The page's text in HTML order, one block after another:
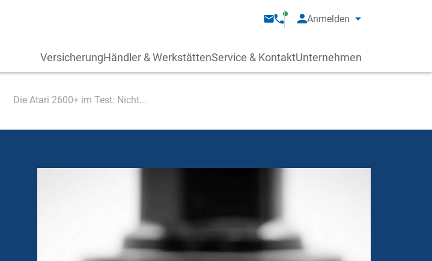
Anmelden
VersicherungHändler & WerkstättenService & KontaktUnternehmen
Die Atari 2600+ im Test: Nicht...